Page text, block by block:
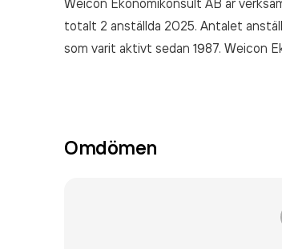
Weicon Ekonomikonsult AB är
totalt 2 anställda 2025. Antalet
som varit aktivt sedan 1987. Weicon
Omdömen